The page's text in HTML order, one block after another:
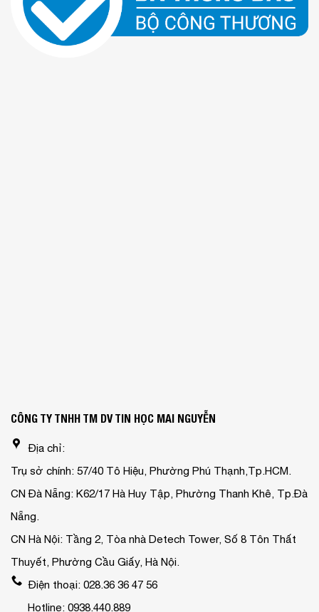
CÔNG TY TNHH TM DV TIN HỌC MAI NGUYỄN
Địa chỉ:
Trụ sở chính: 57/40 Tô Hiệu, Phường Phú Thạnh,Tp.HCM.
CN Đà Nẵng: K62/17 Hà Huy Tập, Phường Thanh Khê, Tp.Đà
Nẵng.
CN Hà Nội: Tầng 2, Tòa nhà Detech Tower, Số 8 Tôn Thất
Thuyết, Phường Cầu Giấy, Hà Nội.
Điện thoại: 028.36 36 47 56
Hotline: 0938.440.889